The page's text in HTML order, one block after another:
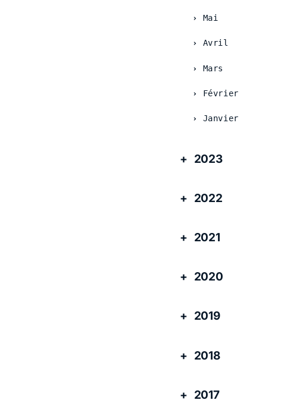
Mai
Avril
Mars
Février
Janvier
2023
2022
2021
2020
2019
2018
2017